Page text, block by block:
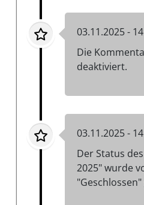
03.11.2025 -
Die
deaktiviert.
03.11.2025 -
Der Status
2025" wurde